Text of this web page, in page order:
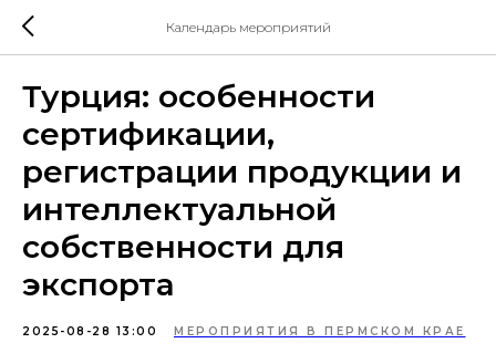
Календарь мероприятий
Турция: особенности
сертификации,
регистрации продукции и
интеллектуальной
собственности для
экспорта
2025-08-28 13:00 МЕРОПРИЯТИЯ В ПЕРМСКОМ КРАЕ